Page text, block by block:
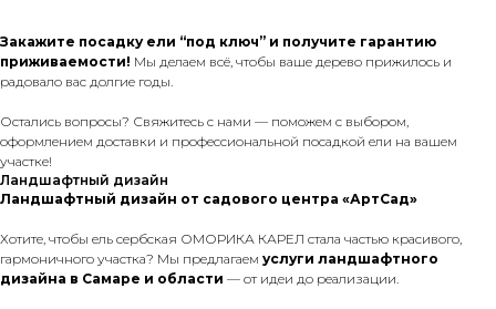
Закажите посадку ели “под ключ” и получите гарантию
приживаемости! Мы делаем всё, чтобы ваше дерево прижилось и
радовало вас долгие годы.
Остались вопросы? Свяжитесь с нами — поможем с выбором,
оформлением доставки и профессиональной посадкой ели на вашем
участке!
Ландшафтный дизайн
Ландшафтный дизайн от садового центра «АртСад»
Хотите, чтобы ель сербская ОМОРИКА КАРЕЛ стала частью красивого,
гармоничного участка? Мы предлагаем услуги ландшафтного
дизайна в Самаре и области — от идеи до реализации.